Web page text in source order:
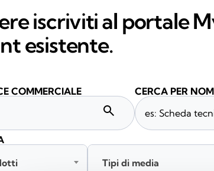
iscriviti al portale
esistente.
COMMERCIALE
search
CERCA PER
Tipi di media